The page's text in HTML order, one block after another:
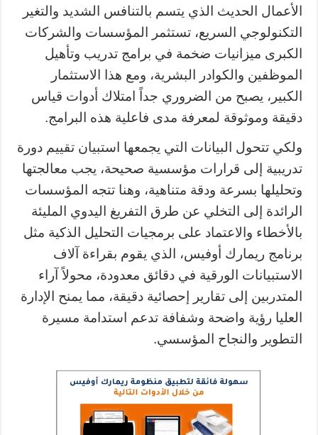
الأعمال الحديث الذي يتسم بالتنافس الشديد والتغير
التكنولوجي السريع، تستثمر المؤسسات والشركات
الكبرى ميزانيات ضخمة في برامج تدريب وتأهيل
الموظفين والكوادر البشرية، ومع هذا الاستثمار
الكبير، يصبح من الضروري جداً امتلاك أدوات قياس
دقيقة وموثوقة لمعرفة مدى فاعلية هذه البرامج.
ولكي تتحول البيانات التي يجمعها استبيان تقييم دورة
تدريبية إلى قرارات مؤسسية صحيحة، يجب معالجتها
وتحليلها بسرعة ودقة متناهية، وهنا تتجه المؤسسات
الرائدة إلى التخلي عن طرق التفريغ اليدوي المليئة
بالأخطاء والاعتماد على برمجيات التحليل الذكية مثل
برنامج ريمارك أوفيس، الذي يقوم بقراءة آلاف
الاستبيانات الورقية في دقائق معدودة، محولاً آراء
المتدربين إلى تقارير إحصائية دقيقة، مما يمنح الإدارة
العليا رؤية واضحة وشفافة تدعم استدامة مسيرة
التطوير والنجاح المؤسسي.